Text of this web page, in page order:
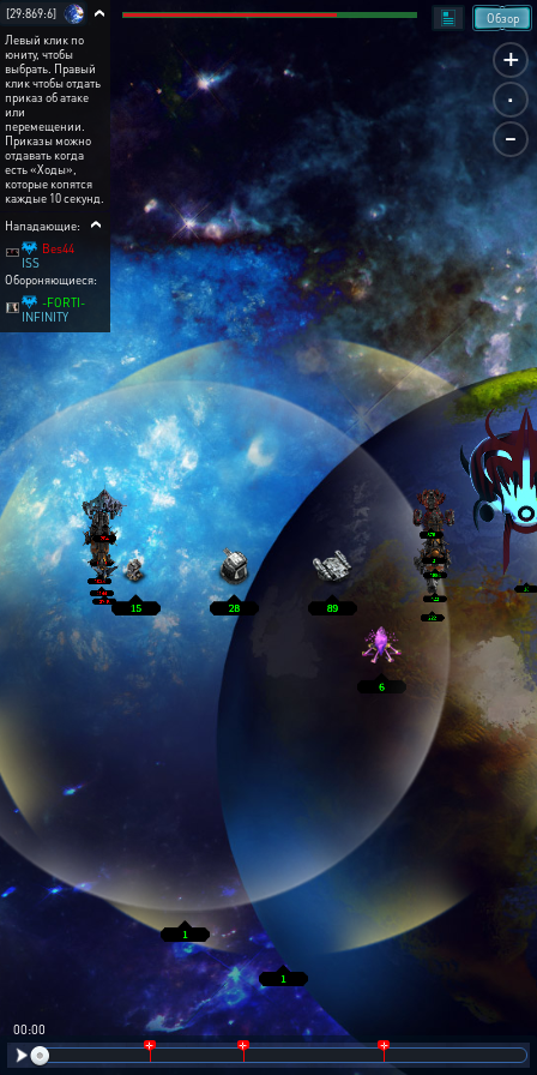
+
.
-
Обзор
[29:869:6]
Левый клик по
юниту, чтобы
выбрать. Правый
клик чтобы отдать
приказ об атаке
или
перемещении.
Приказы можно
отдавать когда
есть «Ходы»,
которые копятся
каждые 10 секунд.
Нападающие:
Bes44
ISS
Обороняющиеся:
-FORTI-
INFINITY
00:01